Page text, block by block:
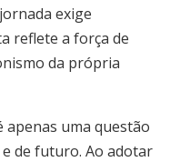
exige
reflete a força de
da própria
apenas uma questão
de futuro. Ao adotar